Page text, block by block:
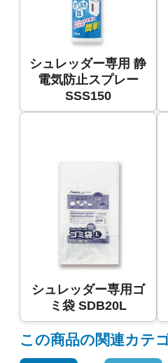
シュレッダー専用 静
電気防止スプレー
SSS150
シュレッダー専用ゴ
ミ袋 SDB20L
この商品の関連カテ